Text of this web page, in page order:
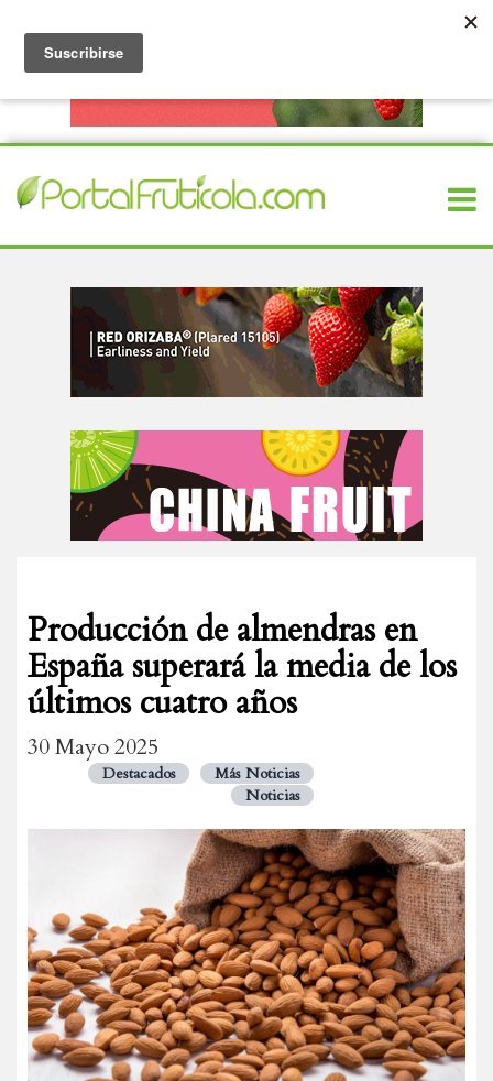
Producción de almendras en
España superará la media de los
últimos cuatro años
30 Mayo 2025
Destacados
Más Noticias
Noticias